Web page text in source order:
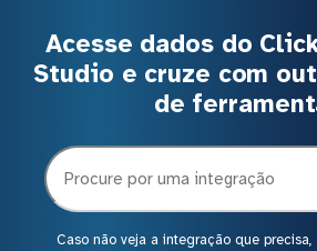
Acesse dados do
Studio e cruze com
de
Caso não veja a integração que